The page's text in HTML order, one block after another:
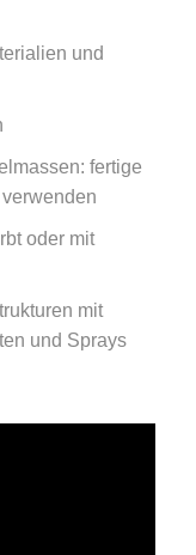
und
fertige
oder mit
mit
und Sprays